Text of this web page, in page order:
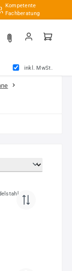
Kompetente
Fachberatung
inkl. MwSt.